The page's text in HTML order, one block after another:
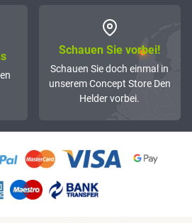
Schauen Sie vorbei!
Schauen Sie doch einmal in
unserem Concept Store Den
Helder vorbei.